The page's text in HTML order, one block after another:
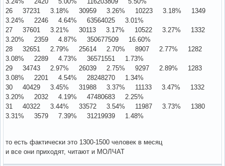
26 37231 3.18% 30959 3.26% 10223 3.18% 1349
3.24% 2246 4.64% 63564025 3.01%
27 37601 3.21% 30113 3.17% 10522 3.27% 1332
3.20% 2359 4.87% 350677509 16.60%
28 32651 2.79% 25614 2.70% 8907 2.77% 1282
3.08% 2289 4.73% 36571551 1.73%
29 34743 2.97% 26039 2.75% 9297 2.89% 1283
3.08% 2201 4.54% 28248270 1.34%
30 40429 3.45% 31988 3.37% 11133 3.47% 1332
3.20% 2032 4.19% 47480683 2.25%
31 40322 3.44% 33572 3.54% 11987 3.73% 1380
3.31% 3579 7.39% 31219939 1.48%
то есть фактически это 1300-1500 человек в месяц
и все они приходят, читают и МОЛЧАТ